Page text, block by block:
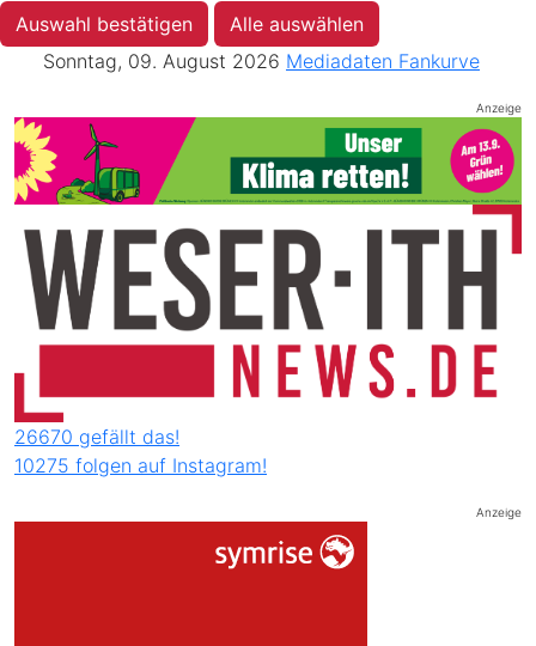
Auswahl bestätigen
Alle auswählen
Sonntag, 09. August 2026 Mediadaten Fankurve
Anzeige
26670 gefällt das!
10275 folgen auf Instagram!
Anzeige